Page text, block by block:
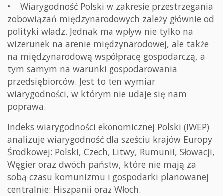
• Wiarygodność Polski w zakresie przestrzegania
zobowiązań międzynarodowych zależy głównie od
polityki władz. Jednak ma wpływ nie tylko na
wizerunek na arenie międzynarodowej, ale także
na międzynarodową współpracę gospodarczą, a
tym samym na warunki gospodarowania
przedsiębiorców. Jest to ten wymiar
wiarygodności, w którym nie udaje się nam
poprawa.
Indeks wiarygodności ekonomicznej Polski (IWEP)
analizuje wiarygodność dla sześciu krajów Europy
Środkowej: Polski, Czech, Litwy, Rumunii, Słowacji,
Węgier oraz dwóch państw, które nie mają za
sobą czasu komunizmu i gospodarki planowanej
centralnie: Hiszpanii oraz Włoch.